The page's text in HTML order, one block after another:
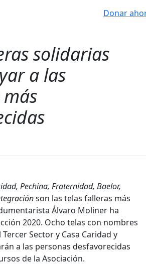
Donar
solidarias
a las
Pechina, Fraternidad, Baelor,
son las telas falleras más
Álvaro Moliner ha
2020. Ocho telas con nombres
Sector y Casa Caridad y
a las personas desfavorecidas
de la Asociación.